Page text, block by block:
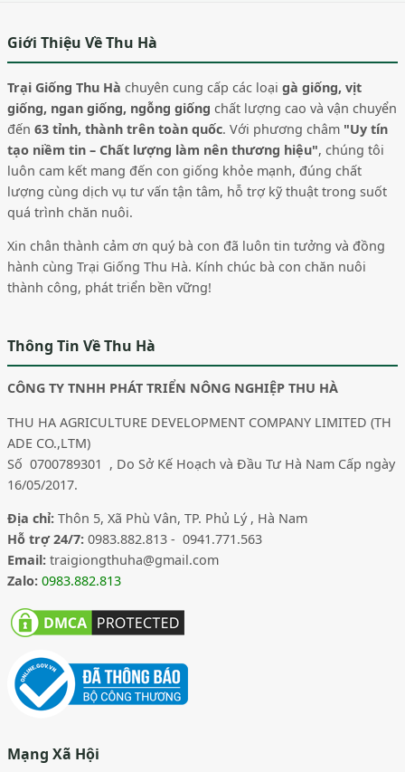
Giới Thiệu Về Thu Hà
Trại Giống Thu Hà chuyên cung cấp các loại gà giống, vịt
giống, ngan giống, ngỗng giống chất lượng cao và vận chuyển
đến 63 tỉnh, thành trên toàn quốc. Với phương châm "Uy tín
tạo niềm tin – Chất lượng làm nên thương hiệu", chúng tôi
luôn cam kết mang đến con giống khỏe mạnh, đúng chất
lượng cùng dịch vụ tư vấn tận tâm, hỗ trợ kỹ thuật trong suốt
quá trình chăn nuôi.
Xin chân thành cảm ơn quý bà con đã luôn tin tưởng và đồng
hành cùng Trại Giống Thu Hà. Kính chúc bà con chăn nuôi
thành công, phát triển bền vững!
Thông Tin Về Thu Hà
CÔNG TY TNHH PHÁT TRIỂN NÔNG NGHIỆP THU HÀ
THU HA AGRICULTURE DEVELOPMENT COMPANY LIMITED (TH
ADE CO.,LTM)
Số 0700789301 , Do Sở Kế Hoạch và Đầu Tư Hà Nam Cấp ngày
16/05/2017.
Địa chỉ: Thôn 5, Xã Phù Vân, TP. Phủ Lý , Hà Nam
Hỗ trợ 24/7: 0983.882.813 - 0941.771.563
Email: traigiongthuha@gmail.com
Zalo: 0983.882.813
Mạng Xã Hội